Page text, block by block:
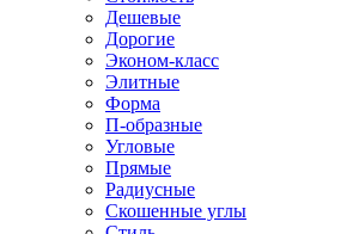
Дешевые
Дорогие
Эконом-класс
Элитные
Форма
П-образные
Угловые
Прямые
Радиусные
Скошенные углы